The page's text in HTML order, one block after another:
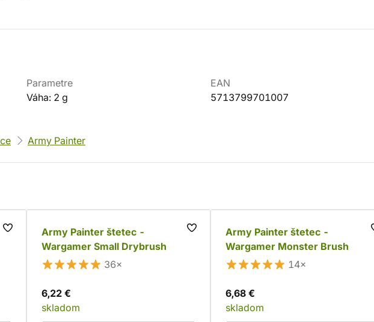
Parametre
Váha: 2 g
EAN
5713799701007
Army Painter
Army Painter štetec -
Wargamer Small Drybrush
36×
6,22 €
skladom
Army Painter štetec -
Wargamer Monster Brush
14×
6,68 €
skladom